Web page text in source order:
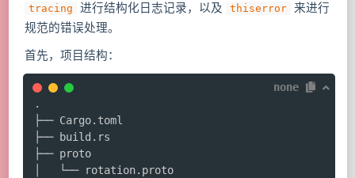
tracing 进行结构化日志记录，以及 thiserror
来进行
规范的错误处理。
首先，项目结构：
none
.
├── Cargo.toml
├── build.rs
├── proto
│   └── rotation.proto